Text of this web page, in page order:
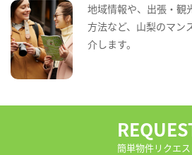
地域情報や、出張・観
方法など、山梨のマン
介します。
簡単物件リクエス